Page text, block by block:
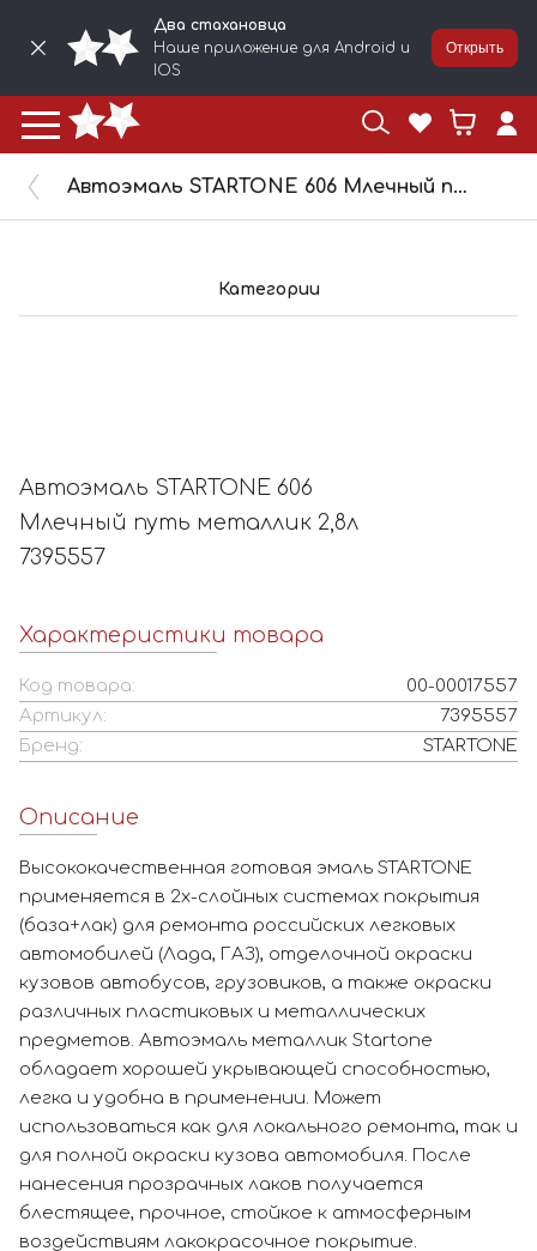
Два стахановца
Наше приложение для Android и
IOS
Открыть
Автоэмаль STARTONE 606 Млечный путь металлик 2,8л 7395557
Категории
Автоэмаль STARTONE 606
Млечный путь металлик 2,8л
7395557
Характеристики товара
Код товара:
00-00017557
Артикул:
7395557
Бренд:
STARTONE
Описание
Высококачественная готовая эмаль STARTONE
применяется в 2х-слойных системах покрытия
(база+лак) для ремонта российских легковых
автомобилей (Лада, ГАЗ), отделочной окраски
кузовов автобусов, грузовиков, а также окраски
различных пластиковых и металлических
предметов. Автоэмаль металлик Startone
обладает хорошей укрывающей способностью,
легка и удобна в применении. Может
использоваться как для локального ремонта, так и
для полной окраски кузова автомобиля. После
нанесения прозрачных лаков получается
блестящее, прочное, стойкое к атмосферным
воздействиям лакокрасочное покрытие.